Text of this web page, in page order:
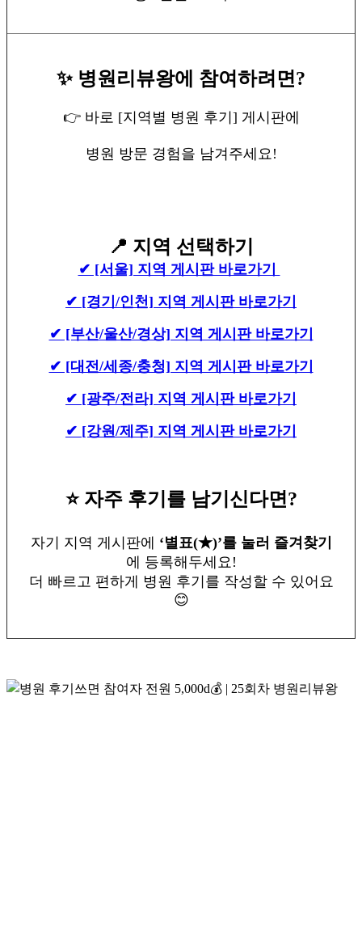
✨ 병원리뷰왕에 참여하려면?
👉 바로 [지역별 병원 후기] 게시판에
병원 방문 경험을 남겨주세요!
📍 지역 선택하기
✔ [서울] 지역 게시판 바로가기
✔ [경기/인천] 지역 게시판 바로가기
✔ [부산/울산/경상] 지역 게시판 바로가기
✔ [대전/세종/충청] 지역 게시판 바로가기
✔ [광주/전라] 지역 게시판 바로가기
✔ [강원/제주] 지역 게시판 바로가기
⭐ 자주 후기를 남기신다면?
자기 지역 게시판에 ‘별표(★)’를 눌러 즐겨찾기
에 등록해두세요!
더 빠르고 편하게 병원 후기를 작성할 수 있어요
😊